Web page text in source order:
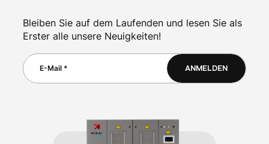
Bleiben Sie auf dem Laufenden und lesen Sie als
Erster alle unsere Neuigkeiten!
ANMELDEN